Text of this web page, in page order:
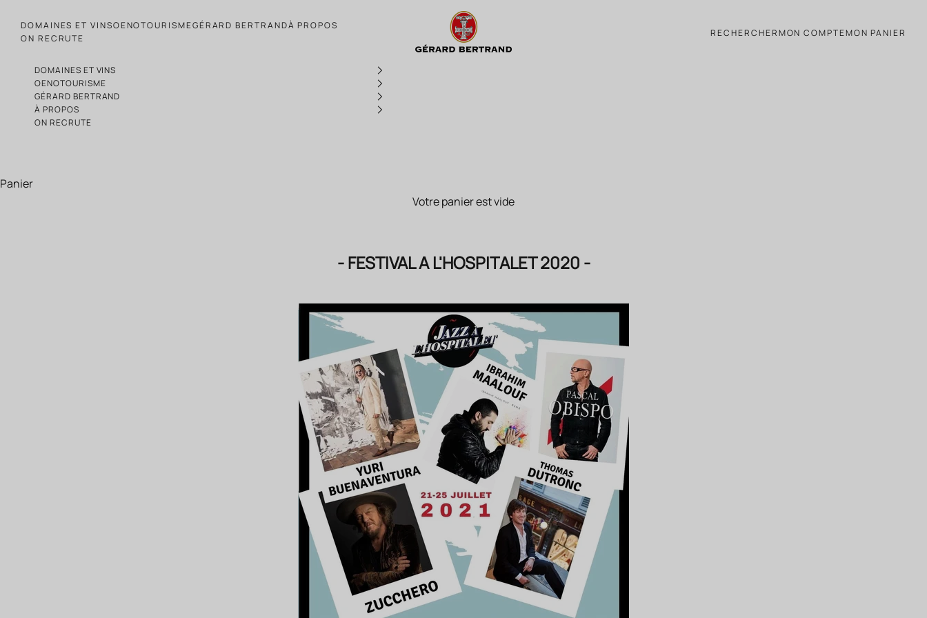
- FESTIVAL A L'HOSPITALET 2020 -
DOMAINES ET VINSOENOTOURISMEGÉRARD BERTRANDÀ PROPOS
ON RECRUTE
RECHERCHERMON COMPTEMON PANIER
DOMAINES ET VINS
OENOTOURISME
GÉRARD BERTRAND
À PROPOS
ON RECRUTE
Panier
Votre panier est vide
- FESTIVAL A L'HOSPITALET 2020 -